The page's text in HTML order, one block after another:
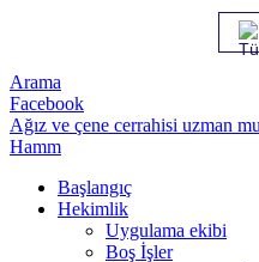
Arama
Facebook
Ağız ve çene cerrahisi uzman
Hamm
Başlangıç
Hekimlik
Uygulama ekibi
Boş İşler